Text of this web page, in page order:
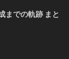
までの軌跡 まと